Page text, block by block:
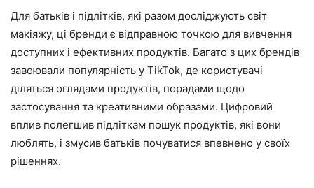
Для батьків і підлітків, які разом досліджують світ
макіяжу, ці бренди є відправною точкою для вивчення
доступних і ефективних продуктів. Багато з цих брендів
завоювали популярність у TikTok, де користувачі
діляться оглядами продуктів, порадами щодо
застосування та креативними образами. Цифровий
вплив полегшив підліткам пошук продуктів, які вони
люблять, і змусив батьків почуватися впевнено у своїх
рішеннях.